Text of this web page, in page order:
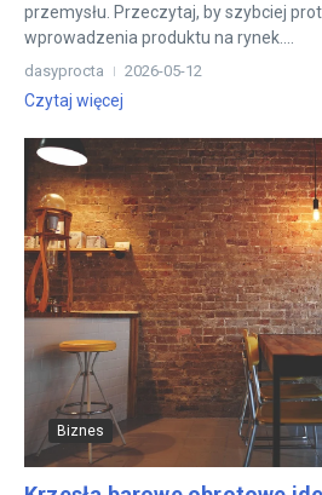
przemysłu. Przeczytaj, by szybciej
wprowadzenia produktu na rynek....
dasyprocta 2026-05-12
Czytaj więcej
Biznes